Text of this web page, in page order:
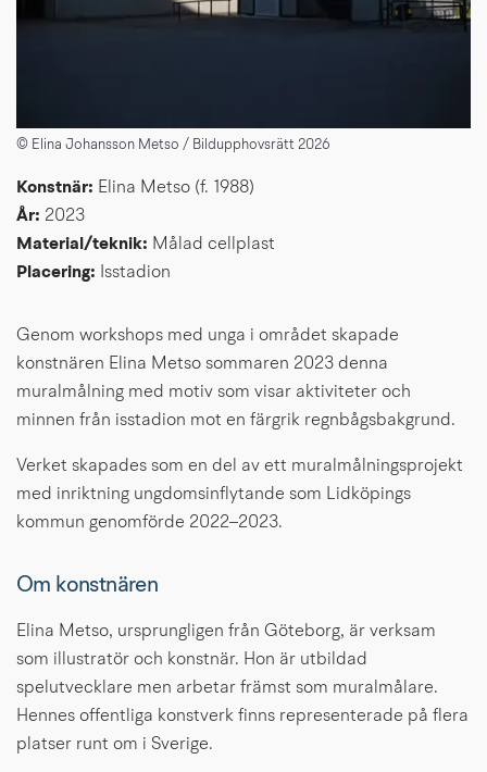
© Elina Johansson Metso / Bildupphovsrätt 2026
Konstnär: Elina Metso (f. 1988)
År: 2023
Material/teknik: Målad cellplast
Placering:
Isstadion
Genom workshops med unga i området skapade
konstnären Elina Metso sommaren 2023 denna
muralmålning med motiv som visar aktiviteter och
minnen från isstadion mot en färgrik regnbågsbakgrund.
Verket skapades som en del av ett muralmålningsprojekt
med inriktning ungdomsinflytande som Lidköpings
kommun genomförde 2022–2023.
Om konstnären
Elina Metso, ursprungligen från Göteborg, är verksam
som illustratör och konstnär. Hon är utbildad
spelutvecklare men arbetar främst som muralmålare.
Hennes offentliga konstverk finns representerade på flera
platser runt om i Sverige.